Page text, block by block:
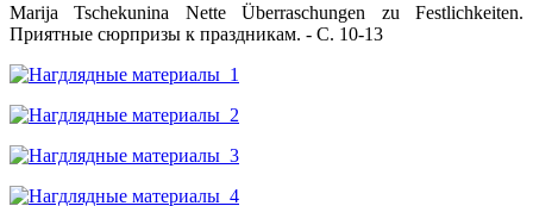
Marija Tschekunina Nette Überraschungen zu Festlichkeiten.
Приятные сюрпризы к праздникам. - С. 10-13